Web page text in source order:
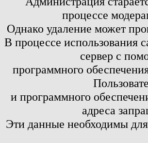
процессе
Однако удаление может
В процессе использования
сервер с
программного
и программного
адреса
Эти данные необходимы